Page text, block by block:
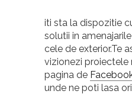
iti sta la dispozitie
solutii in
cele de exterior.Te
vizionezi proiectele
pagina de
unde ne poti lasa